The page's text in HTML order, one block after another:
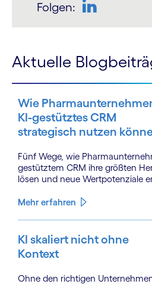
Folgen:
Aktuelle
Wie
KI-gestütztes CRM
strategisch nutzen
Fünf Wege, wie
gestütztem CRM ihre größten
lösen und neue Wertpotenziale
Mehr erfahren
KI skaliert nicht ohne
Kontext
Ohne den richtigen